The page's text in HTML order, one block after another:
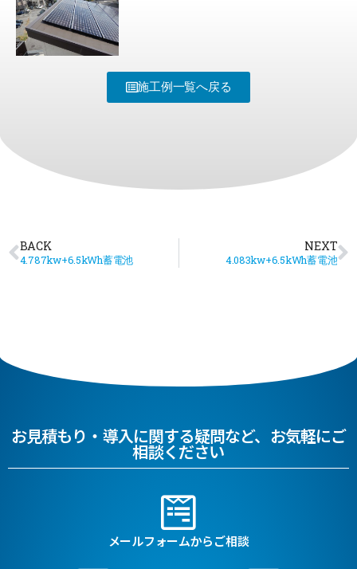
施工例一覧へ戻る
BACK
4.787kw+6.5kWh蓄電池
NEXT
4.083kw+6.5kWh蓄電池
お見積もり・導入に関する疑問など、お気軽にご
相談ください
メールフォームからご相談